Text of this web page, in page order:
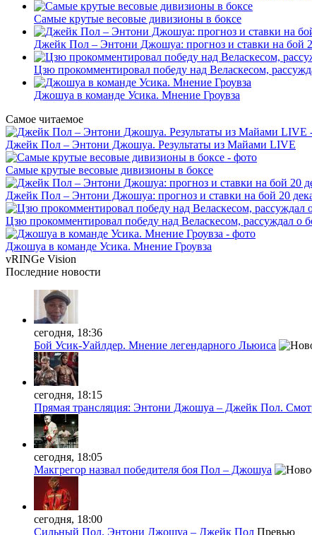
Самые крутые весовые дивизионы в боксе
Джейк Пол – Энтони Джошуа: прогноз и ставки на бой
Цзю прокомментировал победу над Веласкесом,
Джошуа в команде Усика. Мнение Гроувза
Самое читаемое
Джейк Пол – Энтони Джошуа. Результаты из Майами LIVE
Самые крутые весовые дивизионы в боксе
Джейк Пол – Энтони Джошуа: прогноз и ставки на бой 20
Цзю прокомментировал победу над Веласкесом, рассуждал о
Джошуа в команде Усика. Мнение Гроувза
vRINGe Vision
Последние новости
сегодня, 18:36
Бой Усик-Уайлдер. Мнение легендарного Льюиса
сегодня, 18:15
Прямая трансляция: Энтони Джошуа – Джейк Пол.
сегодня, 18:05
Макгрегор назвал победителя боя Пол – Джошуа
сегодня, 18:00
Сильный Пол. Энтони Джошуа – Джейк Пол Превью